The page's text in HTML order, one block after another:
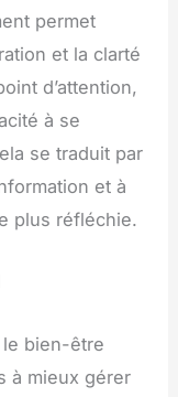
permet
et la clarté
d’attention,
à se
se traduit par
et à
plus réfléchie.
le bien-être
à mieux gérer